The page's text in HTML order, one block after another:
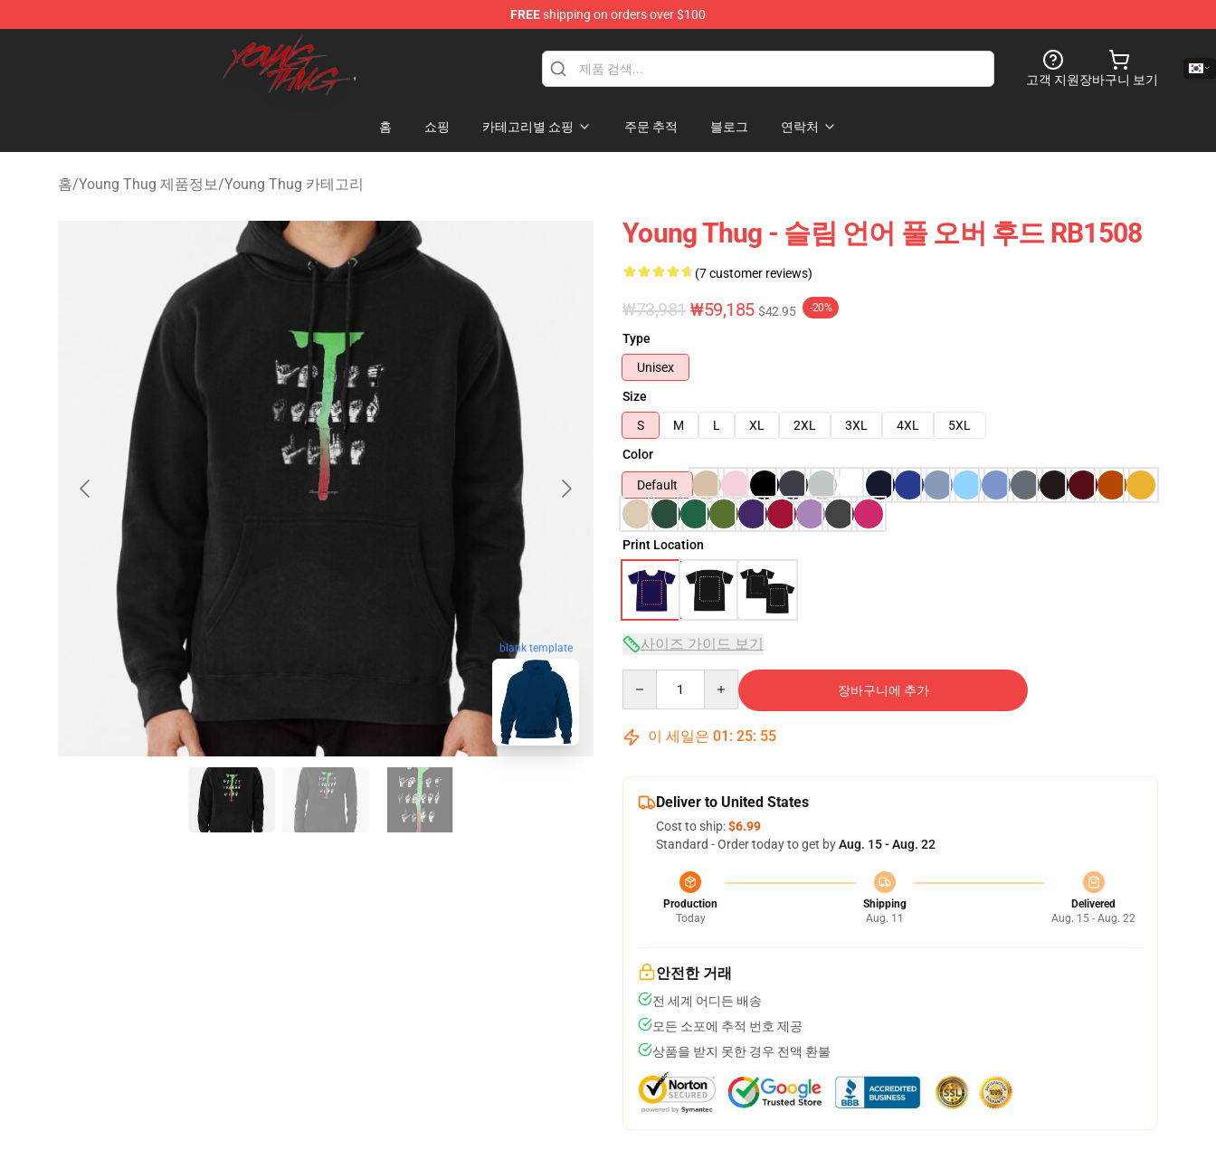
FREEshipping on orders over $100
Young Thug Shop - Official Young Thug Merchandise Store
고객 지원장바구니 보기
홈 쇼핑 카테고리별 쇼핑 주문 추적 블로그 연락처
홈/Young Thug 제품정보/Young Thug 카테고리
blank template
Young Thug - 슬림 언어 풀 오버 후드 RB1508
(7 customer reviews)
₩73,981 ₩59,185 $42.95 -20%
Type
Unisex
Size
S
M L XL 2XL 3XL 4XL
5XL
Color
Default
Print Location
사이즈 가이드 보기
장바구니에 추가
이 세일은 01 : 25: 54
Deliver to United States
Cost to ship:$6.99
Standard - Order today to get byAug. 15 - Aug. 22
Production
Today
Shipping
Aug. 11
Delivered
Aug. 15 - Aug. 22
안전한 거래
전 세계 어디든 배송
모든 소포에 추적 번호 제공
상품을 받지 못한 경우 전액 환불